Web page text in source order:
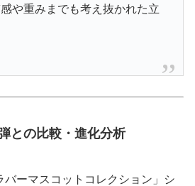
や重みまでも考え抜かれた立
との比較・進化分析
バーマスコットコレクション」シ